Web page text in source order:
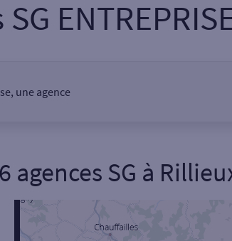
une agence
Entreprise
6 agences SG à